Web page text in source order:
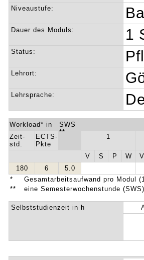
Niveaustufe:
Dauer des Moduls: 1
Status:
Lehrort:
Lehrsprache:
Workload* in
SWS
**
Zeit-
std.
ECTS-
Pkte
1
V S P W
180
6
5.0
*
Gesamtarbeitsaufwand pro Modul
**
eine Semesterwochenstunde
Selbststudienzeit in h